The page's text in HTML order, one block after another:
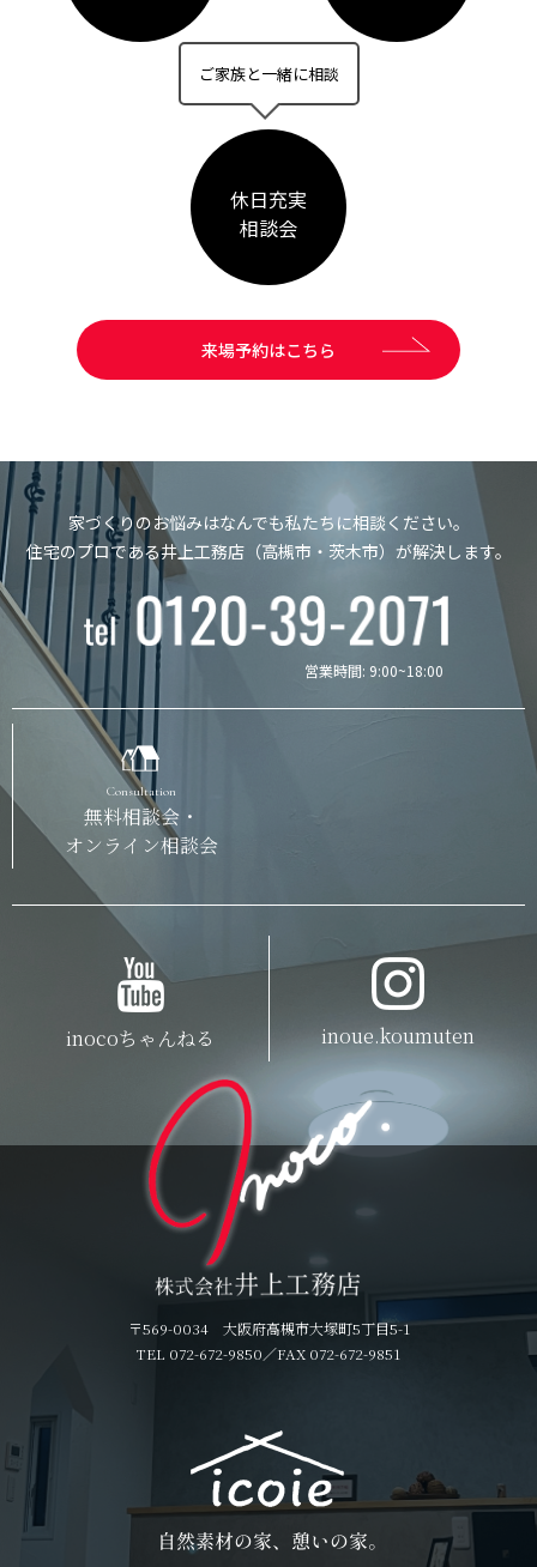
ご家族と一緒に相談
休日充実
相談会
来場予約はこちら
家づくりのお悩みはなんでも私たちに相談ください。
住宅のプロである井上工務店（高槻市・茨木市）が解決します。
営業時間: 9:00~18:00
Consultation
無料相談会・
オンライン相談会
inocoちゃんねる inoue.koumuten
〒569-0034 大阪府高槻市大塚町5丁目5-1
TEL 072-672-9850／FAX 072-672-9851